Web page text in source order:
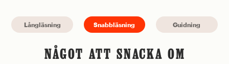
Långläsning Snabbläsning Guidning
NÅGOT ATT SNACKA OM